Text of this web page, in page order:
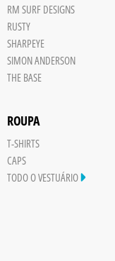
RM SURF DESIGNS
RUSTY
SHARPEYE
SIMON ANDERSON
THE BASE
ROUPA
T-SHIRTS
CAPS
TODO O VESTUÁRIO